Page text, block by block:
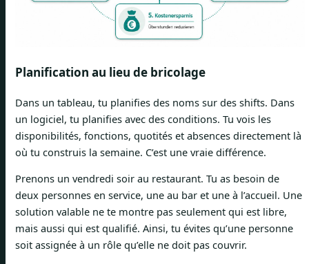
Planification au lieu de bricolage
Dans un tableau, tu planifies des noms sur des shifts. Dans
un logiciel, tu planifies avec des conditions. Tu vois les
disponibilités, fonctions, quotités et absences directement là
où tu construis la semaine. C’est une vraie différence.
Prenons un vendredi soir au restaurant. Tu as besoin de
deux personnes en service, une au bar et une à l’accueil. Une
solution valable ne te montre pas seulement qui est libre,
mais aussi qui est qualifié. Ainsi, tu évites qu’une personne
soit assignée à un rôle qu’elle ne doit pas couvrir.